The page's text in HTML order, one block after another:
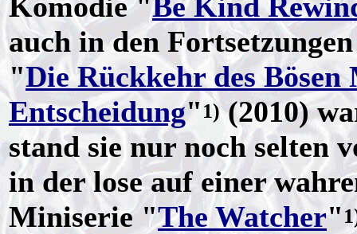
auch in den
"Die Rückkehr des Bösen
Entscheidung" 1)(2010)
stand sie nur noch selten
in der lose auf einer
Miniserie "The Watcher"